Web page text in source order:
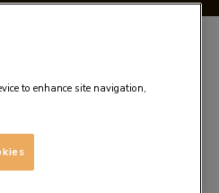
to enhance site navigation,